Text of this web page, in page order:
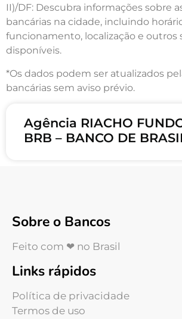
II)/DF: Descubra informações sobre
bancárias na cidade, incluindo
funcionamento, localização e outros
disponíveis.
*Os dados podem ser atualizados
bancárias sem aviso prévio.
Agência RIACHO
BRB – BANCO DE
Sobre o Bancos
Feito com ❤ no Brasil
Links rápidos
Política de privacidade
Termos de uso